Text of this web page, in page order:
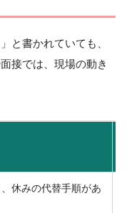
と書かれていても、
接では、現場の動き
休みの代替手順があ